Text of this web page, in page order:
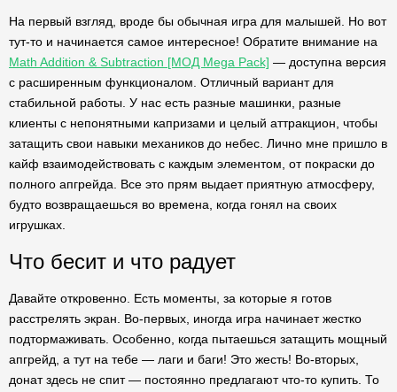
На первый взгляд, вроде бы обычная игра для малышей. Но вот
тут-то и начинается самое интересное! Обратите внимание на
Math Addition & Subtraction [МОД Mega Pack] — доступна версия
с расширенным функционалом. Отличный вариант для
стабильной работы. У нас есть разные машинки, разные
клиенты с непонятными капризами и целый аттракцион, чтобы
затащить свои навыки механиков до небес. Лично мне пришло в
кайф взаимодействовать с каждым элементом, от покраски до
полного апгрейда. Все это прям выдает приятную атмосферу,
будто возвращаешься во времена, когда гонял на своих
игрушках.
Что бесит и что радует
Давайте откровенно. Есть моменты, за которые я готов
расстрелять экран. Во-первых, иногда игра начинает жестко
подтормаживать. Особенно, когда пытаешься затащить мощный
апгрейд, а тут на тебе — лаги и баги! Это жесть! Во-вторых,
донат здесь не спит — постоянно предлагают что-то купить. То